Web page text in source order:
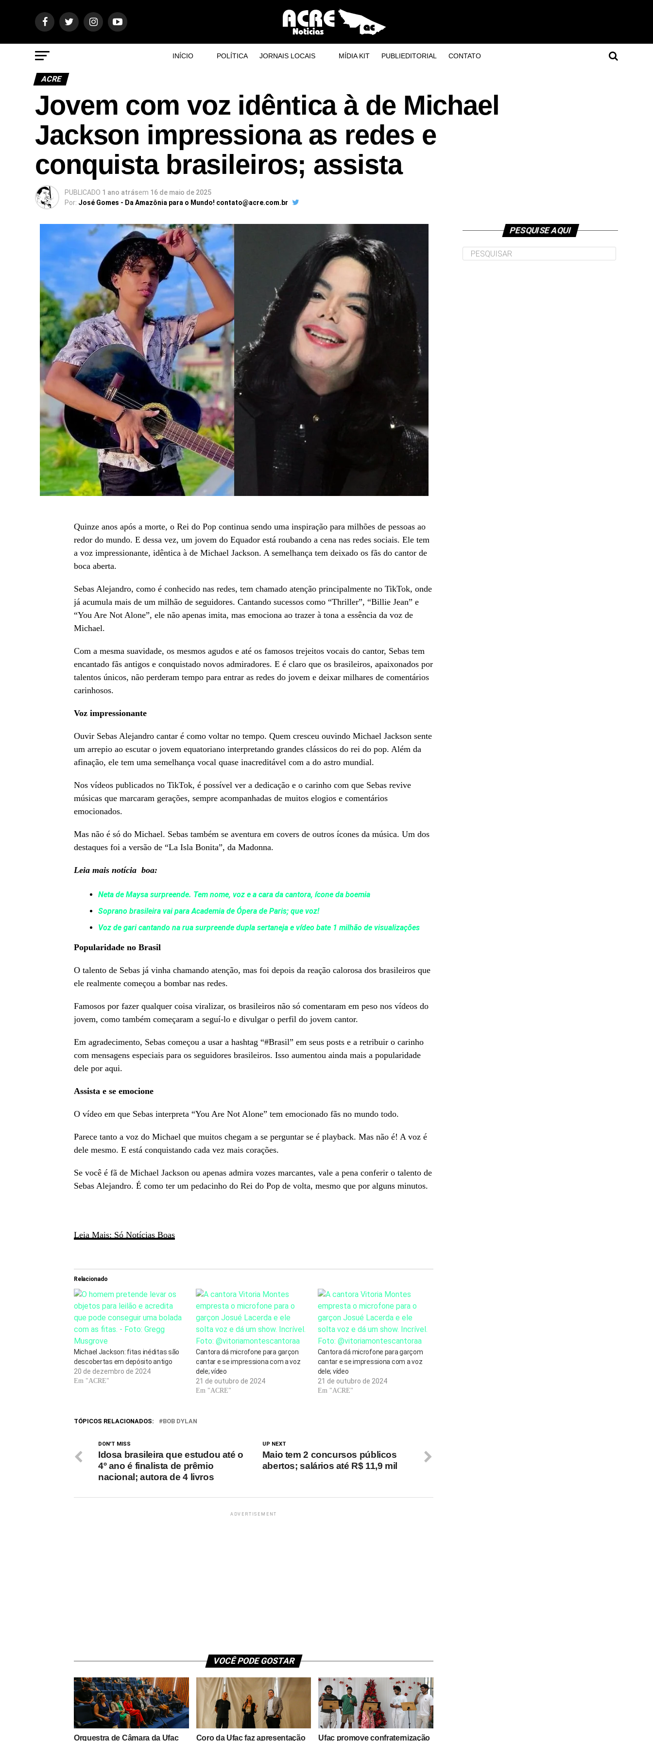
INÍCIO POLÍTICA JORNAIS LOCAIS MÍDIA KIT PUBLIEDITORIAL CONTATO
ACRE
Jovem com voz idêntica à de Michael
Jackson impressiona as redes e
conquista brasileiros; assista
PUBLICADO 1 ano atrásem 16 de maio de 2025
Por: José Gomes - Da Amazônia para o Mundo! contato@acre.com.br
Quinze anos após a morte, o Rei do Pop continua sendo uma inspiração para milhões de pessoas ao
redor do mundo. E dessa vez, um jovem do Equador está roubando a cena nas redes sociais. Ele tem
a voz impressionante, idêntica à de Michael Jackson. A semelhança tem deixado os fãs do cantor de
boca aberta.
Sebas Alejandro, como é conhecido nas redes, tem chamado atenção principalmente no TikTok, onde
já acumula mais de um milhão de seguidores. Cantando sucessos como “Thriller”, “Billie Jean” e
“You Are Not Alone”, ele não apenas imita, mas emociona ao trazer à tona a essência da voz de
Michael.
Com a mesma suavidade, os mesmos agudos e até os famosos trejeitos vocais do cantor, Sebas tem
encantado fãs antigos e conquistado novos admiradores. E é claro que os brasileiros, apaixonados por
talentos únicos, não perderam tempo para entrar as redes do jovem e deixar milhares de comentários
carinhosos.
Voz impressionante
Ouvir Sebas Alejandro cantar é como voltar no tempo. Quem cresceu ouvindo Michael Jackson sente
um arrepio ao escutar o jovem equatoriano interpretando grandes clássicos do rei do pop. Além da
afinação, ele tem uma semelhança vocal quase inacreditável com a do astro mundial.
Nos vídeos publicados no TikTok, é possível ver a dedicação e o carinho com que Sebas revive
músicas que marcaram gerações, sempre acompanhadas de muitos elogios e comentários
emocionados.
Mas não é só do Michael. Sebas também se aventura em covers de outros ícones da música. Um dos
destaques foi a versão de “La Isla Bonita”, da Madonna.
Leia mais notícia boa:
Neta de Maysa surpreende. Tem nome, voz e a cara da cantora, ícone da boemia
Soprano brasileira vai para Academia de Ópera de Paris; que voz!
Voz de gari cantando na rua surpreende dupla sertaneja e vídeo bate 1 milhão de visualizações
Popularidade no Brasil
O talento de Sebas já vinha chamando atenção, mas foi depois da reação calorosa dos brasileiros que
ele realmente começou a bombar nas redes.
Famosos por fazer qualquer coisa viralizar, os brasileiros não só comentaram em peso nos vídeos do
jovem, como também começaram a seguí-lo e divulgar o perfil do jovem cantor.
Em agradecimento, Sebas começou a usar a hashtag “#Brasil” em seus posts e a retribuir o carinho
com mensagens especiais para os seguidores brasileiros. Isso aumentou ainda mais a popularidade
dele por aqui.
Assista e se emocione
O vídeo em que Sebas interpreta “You Are Not Alone” tem emocionado fãs no mundo todo.
Parece tanto a voz do Michael que muitos chegam a se perguntar se é playback. Mas não é! A voz é
dele mesmo. E está conquistando cada vez mais corações.
Se você é fã de Michael Jackson ou apenas admira vozes marcantes, vale a pena conferir o talento de
Sebas Alejandro. É como ter um pedacinho do Rei do Pop de volta, mesmo que por alguns minutos.
Leia Mais: Só Notícias Boas
Relacionado
Michael Jackson: fitas inéditas são
descobertas em depósito antigo
20 de dezembro de 2024
Em "ACRE"
Cantora dá microfone para garçon
cantar e se impressiona com a voz
dele; vídeo
21 de outubro de 2024
Em "ACRE"
Cantora dá microfone para garçom
cantar e se impressiona com a voz
dele; vídeo
21 de outubro de 2024
Em "ACRE"
TÓPICOS RELACIONADOS: BOB DYLAN
UP NEXT
Maio tem 2 concursos públicos
abertos; salários até R$ 11,9 mil
DON'T MISS
Idosa brasileira que estudou até o
4º ano é finalista de prêmio
nacional; autora de 4 livros
ADVERTISEMENT
VOCÊ PODE GOSTAR
Orquestra de Câmara da Ufac Coro da Ufac faz apresentação Ufac promove confraternização
PESQUISE AQUI